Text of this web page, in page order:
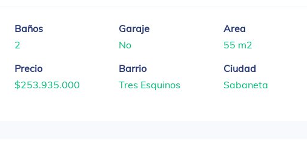
Baños
2
Garaje
No
Area
55 m2
Precio
$253.935.000
Barrio
Tres Esquinos
Ciudad
Sabaneta